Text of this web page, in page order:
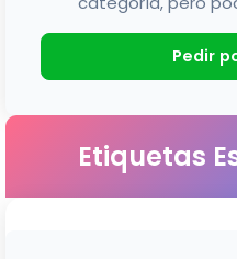
Pedir
Etiquetas